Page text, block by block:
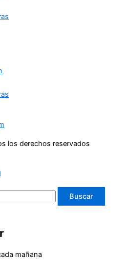
los derechos reservados
Buscar
mañana